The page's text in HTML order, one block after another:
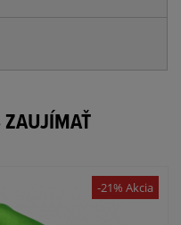
ZAUJÍMAŤ
-21% Akcia